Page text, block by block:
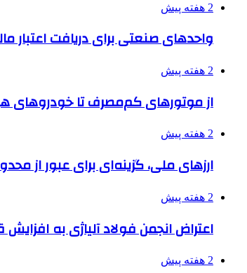
2 هفته پیش
واحدهای صنعتی برای دریافت اعتبار
2 هفته پیش
از موتورهای کم‌مصرف تا خودروهای
2 هفته پیش
ارزهای ملی، گزینه‌ای برای عبور از
2 هفته پیش
اعتراض انجمن فولاد آلیاژی به
2 هفته پیش